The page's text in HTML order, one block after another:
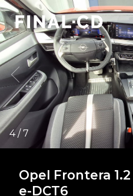
Opel Frontera
e-DCT6